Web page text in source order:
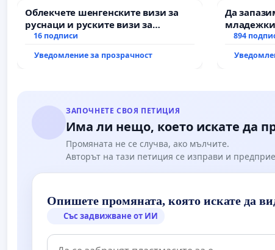
Облекчете шенгенските визи за
руснаци и руските визи за
българи
16 подписи
Уведомление за прозрачност
Да
младежки
за
894
ЗАПОЧНЕТЕ СВОЯ ПЕТИЦИЯ
Има ли нещо, което искате да
Промяната не се случва, ако мълчите.
Авторът на тази петиция се изправи и
Опишете промяната, която искате да
Със задвижване от ИИ